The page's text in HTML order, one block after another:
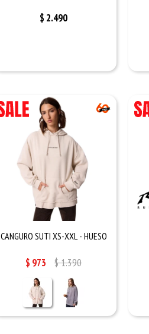
$ 2.490
CANGURO SUTI XS-XXL - HUESO
$ 973 $1.390